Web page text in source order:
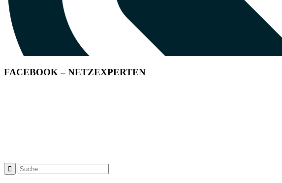
FACEBOOK – NETZEXPERTEN